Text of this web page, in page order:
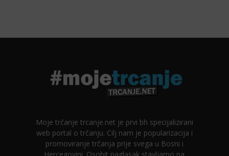
Moje trčanje trcanje.net je prvi bh specijalizirani
web portal o trčanju. Cilj nam je popularizacija i
promoviranje trčanja prije svega u Bosni i